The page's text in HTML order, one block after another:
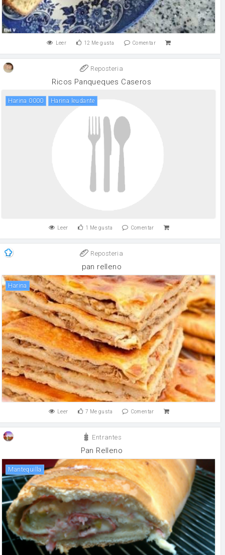
Leer 12 Me gusta Comentar
Reposteria
Ricos Panqueques Caseros
Harina 0000 Harina leudante
Leer 1 Me gusta Comentar
Reposteria
pan relleno
harina
Leer 7 Me gusta Comentar
Entrantes
Pan Relleno
mantequilla